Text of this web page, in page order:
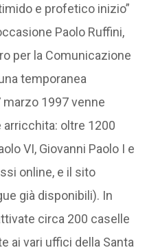
e profetico inizio”
Paolo Ruffini,
per la Comunicazione
temporanea
marzo 1997 venne
arricchita: oltre 1200
VI, Giovanni Paolo I e
online, e il sito
già disponibili). In
circa 200 caselle
ai vari uffici della Santa